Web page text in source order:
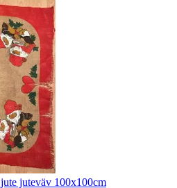
juteväv 100x100cm